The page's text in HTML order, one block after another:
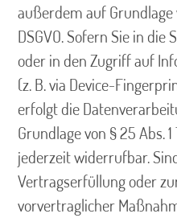
außerdem auf Grundlage
DSGVO. Sofern Sie in die
oder in den Zugriff auf
(z. B. via Device-
erfolgt die
Grundlage von § 25 Abs.
jederzeit widerrufbar.
Vertragserfüllung oder
vorvertraglicher